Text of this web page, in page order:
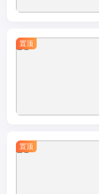
置顶
置顶